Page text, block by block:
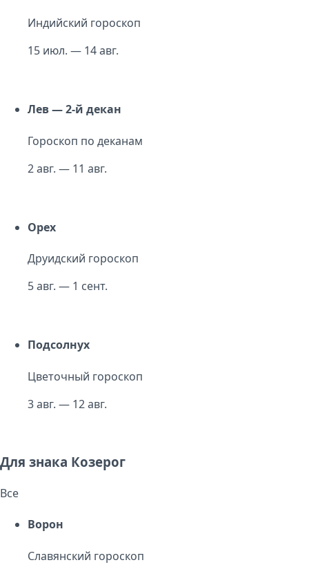
Индийский гороскоп
15 июл. — 14 авг.
Лев — 2-й декан
Гороскоп по деканам
2 авг. — 11 авг.
Орех
Друидский гороскоп
5 авг. — 1 сент.
Подсолнух
Цветочный гороскоп
3 авг. — 12 авг.
Для знака Козерог
Все
Ворон
Славянский гороскоп